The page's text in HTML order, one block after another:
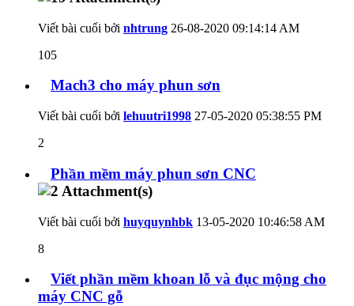
Viết bài cuối bởi nhtrung 26-08-2020 09:14:14 AM
105
Mach3 cho máy phun sơn
Viết bài cuối bởi lehuutri1998 27-05-2020 05:38:55 PM
2
Phần mềm máy phun sơn CNC
Viết bài cuối bởi huyquynhbk 13-05-2020 10:46:58 AM
8
Viết phần mềm khoan lỗ và đục mộng cho
máy CNC gỗ